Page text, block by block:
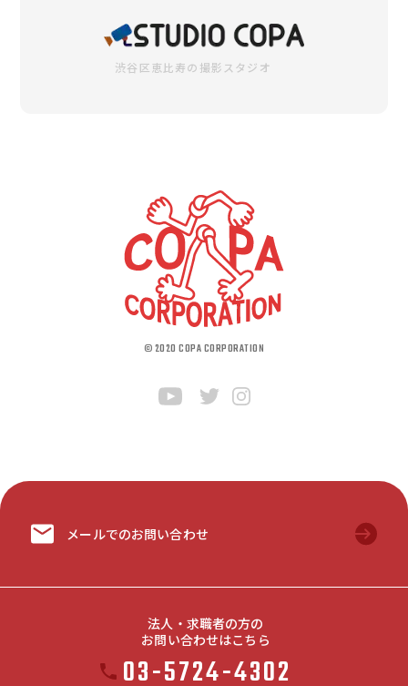
© 2020 COPA CORPORATION
渋谷区恵比寿の 撮影スタジオ
メールでのお問い合わせ
法人・求職者の方の
お問い合わせはこちら
03-5724-4302